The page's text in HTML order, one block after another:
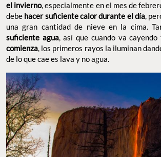
el invierno, especialmente en el mes de
debe hacer suficiente calor durante el día,
una gran cantidad de nieve en la cima.
suficiente agua, así que cuando va cayendo
comienza, los primeros rayos la iluminan
de lo que cae es lava y no agua.